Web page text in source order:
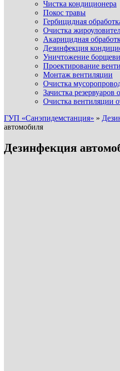
Чистка кондиционера
Покос травы
Гербицидная
Очистка
Акарицидная
Дезинфекция
Уничтожение
Проектирование
Монтаж вентиляции
Очистка
Зачистка резервуаров
Очистка вентиляции
ГУП «Санэпидемстанция» »
автомобиля
Дезинфекция